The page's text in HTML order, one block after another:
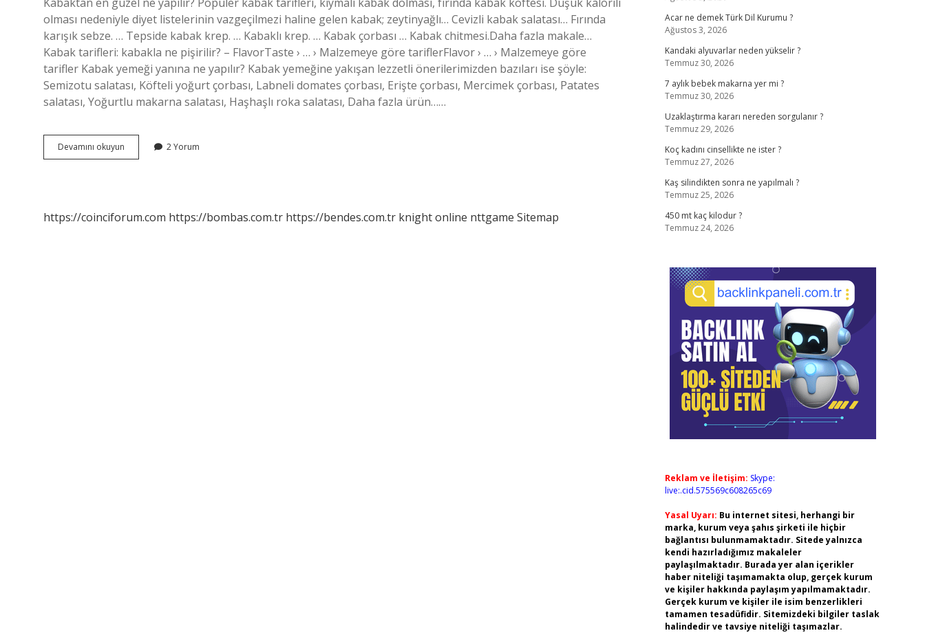
olması nedeniyle diyet listelerinin vazgeçilmezi haline gelen kabak; zeytinyağlı… Cevizli kabak salatası… Fırında
karışık sebze. … Tepside kabak krep. … Kabaklı krep. … Kabak çorbası … Kabak chitmesi.Daha fazla makale…
Kabak tarifleri: kabakla ne pişirilir? – FlavorTaste › … › Malzemeye göre tariflerFlavor › … › Malzemeye göre
tarifler Kabak yemeği yanına ne yapılır? Kabak yemeğine yakışan lezzetli önerilerimizden bazıları ise şöyle:
Semizotu salatası, Köfteli yoğurt çorbası, Labneli domates çorbası, Erişte çorbası, Mercimek çorbası, Patates
salatası, Yoğurtlu makarna salatası, Haşhaşlı roka salatası, Daha fazla ürün……
Devamını okuyun Kabakla
Ne
2 Yorum
https://coinciforum.com https://bombas.com.tr https://bendes.com.tr knight online nttgame Sitemap
Acar ne demek Türk Dil Kurumu ?
Ağustos 3, 2026
Kandaki alyuvarlar neden yükselir ?
Temmuz 30, 2026
7 aylık bebek makarna yer mi ?
Temmuz 30, 2026
Uzaklaştırma kararı nereden sorgulanır ?
Temmuz 29, 2026
Koç kadını cinsellikte ne ister ?
Temmuz 27, 2026
Kaş silindikten sonra ne yapılmalı ?
Temmuz 25, 2026
450 mt kaç kilodur ?
Temmuz 24, 2026
Reklam ve İletişim: Skype:
live:.cid.575569c608265c69
Yasal Uyarı: Bu internet sitesi, herhangi bir
marka, kurum veya şahıs şirketi ile hiçbir
bağlantısı bulunmamaktadır. Sitede yalnızca
kendi hazırladığımız makaleler
paylaşılmaktadır. Burada yer alan içerikler
haber niteliği taşımamakta olup, gerçek kurum
ve kişiler hakkında paylaşım yapılmamaktadır.
Gerçek kurum ve kişiler ile isim benzerlikleri
tamamen tesadüfidir. Sitemizdeki bilgiler taslak
halindedir ve tavsiye niteliği taşımazlar.